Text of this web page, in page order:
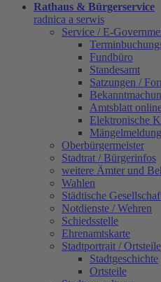
Rathaus & Bürgerservice
radnica a serwis
Service / E-
Fundbüro
Standesamt
Satzungen /
Amtsblatt
Elektronische
Mängelmeldung
Oberbürgermeister
Stadtrat / Bürgerinfos
weitere Ämter und
Wahlen
Städtische
Notdienste / Wehren
Schiedsstelle
Ehrenamtskarte
Stadtportrait / Ortsteile
Stadtgeschichte
Ortsteile